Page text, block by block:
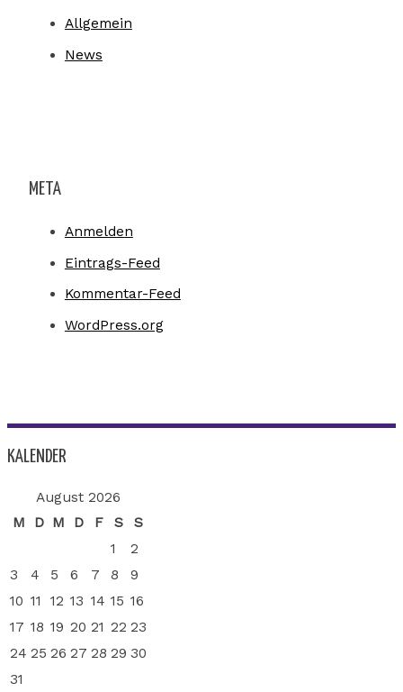
Allgemein
News
META
Anmelden
Eintrags-Feed
Kommentar-Feed
WordPress.org
KALENDER
August 2026
M
D M D F S
S
1
2
3
4 5 6 7 8
9
10 11 12 13 14 15 16
17 18 19 20 21 22 23
24 25 26 27 28 29 30
31